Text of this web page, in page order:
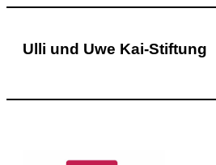
Ulli und Uwe Kai-Stiftung